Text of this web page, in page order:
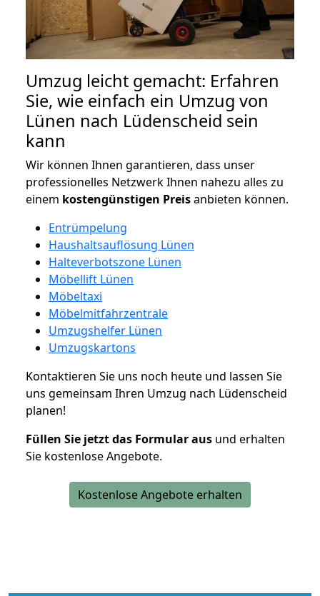
Umzug leicht gemacht: Erfahren
Sie, wie einfach ein Umzug von
Lünen nach Lüdenscheid sein
kann
Wir können Ihnen garantieren, dass unser
professionelles Netzwerk Ihnen nahezu alles zu
einem kostengünstigen Preisanbieten können.
Entrümpelung
Haushaltsauflösung Lünen
Halteverbotszone Lünen
Möbellift Lünen
Möbeltaxi
Möbelmitfahrzentrale
Umzugshelfer Lünen
Umzugskartons
Kontaktieren Sie uns noch heute und lassen Sie
uns gemeinsam Ihren Umzug nach Lüdenscheid
planen!
Füllen Sie jetzt das Formular aus und erhalten
Sie kostenlose Angebote.
Kostenlose Angebote erhalten